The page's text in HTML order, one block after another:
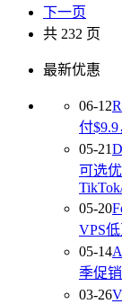
下一页
共 232 页
最新优惠
06-12
付
05-21
可选
05-20
VPS
05-14
季促
03-26